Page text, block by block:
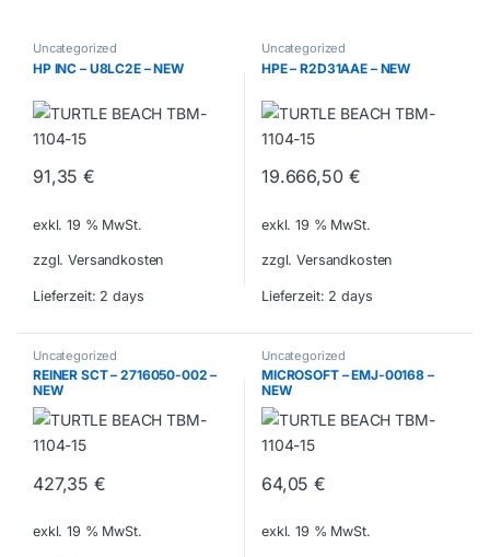
Uncategorized
HP INC – U8LC2E – NEW
91,35€
exkl. 19 % MwSt.
zzgl. Versandkosten
Lieferzeit: 2 days
Uncategorized
HPE – R2D31AAE – NEW
19.666,50 €
exkl. 19 % MwSt.
zzgl. Versandkosten
Lieferzeit: 2 days
Uncategorized
REINER SCT – 2716050-002 –
NEW
427,35€
exkl. 19 % MwSt.
Uncategorized
MICROSOFT – EMJ-00168 –
NEW
64,05€
exkl. 19 % MwSt.